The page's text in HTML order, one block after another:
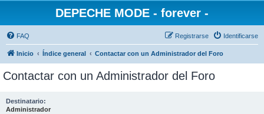
DEPECHE MODE - forever -
FAQ Identificarse
Registrarse
Inicio Índice general Contactar con un Administrador del Foro
Contactar con un Administrador del Foro
Destinatario:
Administrador